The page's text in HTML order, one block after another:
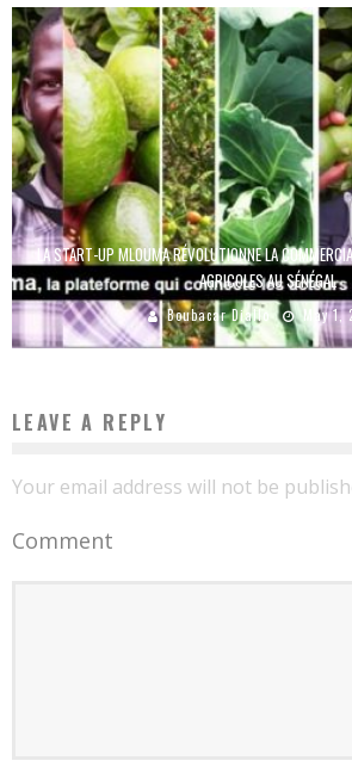
LA START-UP MLOUMA RÉVOLUTIONNE LA
AGRICOLES AU SÉNÉGAL
Boubacar Diallo May 1,
LEAVE A REPLY
Your email address will not be
Comment